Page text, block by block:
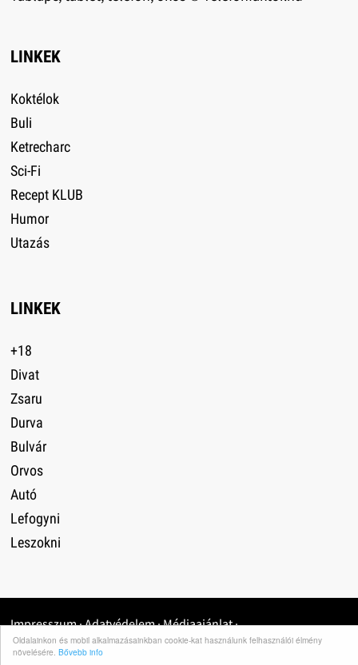
Oldalainkon és mobil alkalmazásainkban cookie-kat használunk felhasználói élmény
növelésére. Bővebb info
LINKEK
Koktélok
Buli
Ketrecharc
Sci-Fi
Recept KLUB
Humor
Utazás
LINKEK
+18
Divat
Zsaru
Durva
Bulvár
Orvos
Autó
Lefogyni
Leszokni
Impresszum·Adatvédelem·Médiaajánlat·